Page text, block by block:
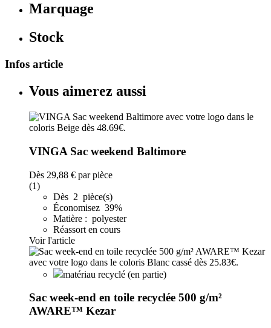
Marquage
Stock
Infos article
Vous aimerez aussi
VINGA Sac weekend Baltimore
Dès 29,88 € par pièce
(1)
Dès 2 pièce(s)
Économisez 39%
Matière : polyester
Réassort en cours
Voir l'article
matériau recyclé (en partie)
Sac week-end en toile recyclée 500 g/m²
AWARE™ Kezar